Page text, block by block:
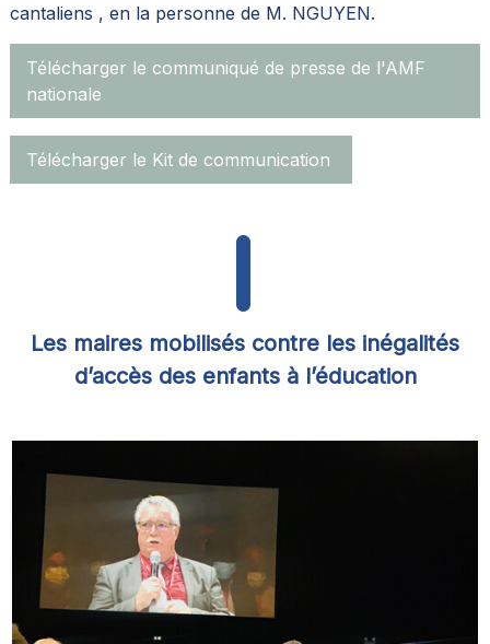
cantaliens , en la personne de M. NGUYEN.
Télécharger le communiqué de presse de l'AMF
nationale
Télécharger le Kit de communication
Les maires mobilisés contre les inégalités
d’accès des enfants à l’éducation